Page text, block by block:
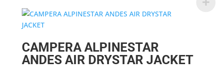
CAMPERA ALPINESTAR
ANDES AIR DRYSTAR JACKET